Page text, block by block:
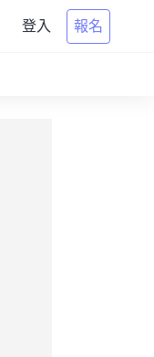
登入 報名